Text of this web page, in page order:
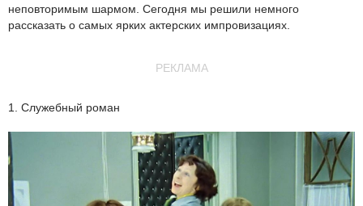
неповторимым шармом. Сегодня мы решили немного
рассказать о самых ярких актерских импровизациях.
РЕКЛАМА
1. Служебный роман